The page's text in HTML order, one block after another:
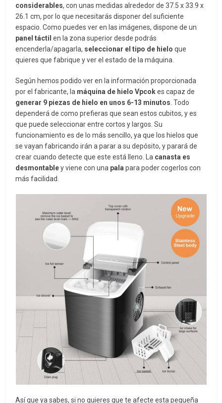
considerables, con unas medidas alrededor de 37.5 x 33.9 x
26.1 cm, por lo que necesitarás disponer del suficiente
espacio. Como puedes ver en las imágenes, dispone de un
panel táctilen la zona superior desde podrás
encenderla/apagarla, seleccionar el tipo de hieloque
quieres que fabrique y ver el estado de la máquina.
Según hemos podido ver en la información proporcionada
por el fabricante, la máquina de hielo Vpcokes capaz de
generar 9 piezas de hielo en unos 6-13 minutos . Todo
dependerá de como prefieras que sean estos cubitos, y es
que puede seleccionar entre cortos y largos. Su
funcionamiento es de lo más sencillo, ya que los hielos que
se vayan fabricando irán a parar a su depósito, y parará de
crear cuando detecte que este está lleno. La canasta es
desmontabley viene con una pala para poder cogerlos con
más facilidad.
Así que ya sabes, si no quieres que te afecte esta pequeña